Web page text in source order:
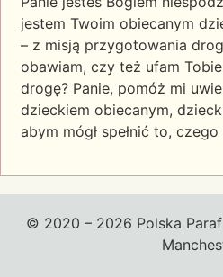
jestem Twoim obiecanym
– z misją przygotowania
obawiam, czy też ufam
drogę? Panie, pomóż mi
dzieckiem obiecanym,
abym mógł spełnić to,
© 2020 – 2026 Polska